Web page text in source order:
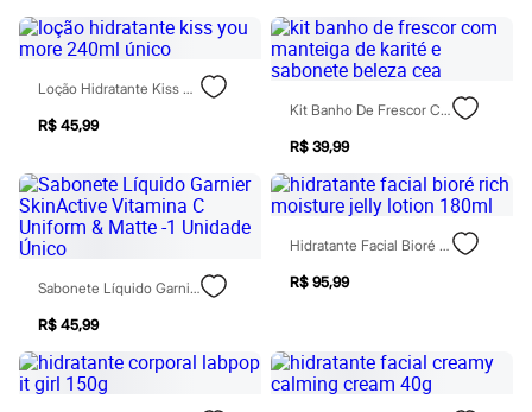
Finalizadores
Shampoo
Tratamento
Cuidados com o corpo
Protetor solar
Cuidados com o rosto
Esfoliante
Hidratante
Protetor solar
Tônicos
Maquiagens
Base
Batom
Blush
Corretivo
Gloss
Loção Hidratante Kiss You More 240ml Único
R$ 45,99
Kit Banho De Frescor Com Manteiga De Karité E Sabonete Beleza Cea
R$ 39,99
Sabonete Líquido Garnier SkinActive Vitamina C Uniform & Matte -1 Unidade Único
R$ 45,99
Hidratante Facial Bioré Rich Moisture Jelly Lotion 180ml
R$ 95,99